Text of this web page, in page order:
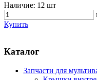
Наличие: 12 шт
Купить
Каталог
Запчасти для